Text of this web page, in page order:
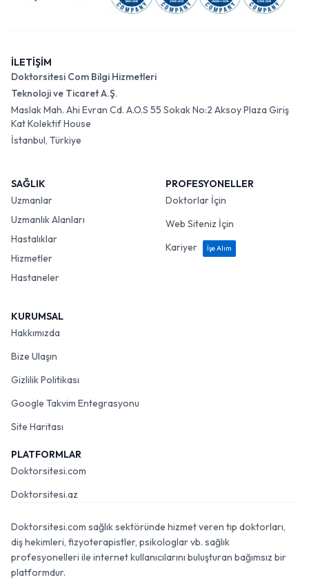
İLETİŞİM
Doktorsitesi Com Bilgi Hizmetleri
Teknoloji ve Ticaret A.Ş.
Maslak Mah. Ahi Evran Cd. A.O.S 55 Sokak No:2 Aksoy Plaza Giriş
Kat Kolektif House
İstanbul, Türkiye
SAĞLIK
Uzmanlar
Uzmanlık Alanları
Hastalıklar
Hizmetler
Hastaneler
PROFESYONELLER
Doktorlar İçin
Web Siteniz İçin
Kariyer
İşe Alım
KURUMSAL
Hakkımızda
Bize Ulaşın
Gizlilik Politikası
Google Takvim Entegrasyonu
Site Haritası
PLATFORMLAR
Doktorsitesi.com
Doktorsitesi.az
Doktorsitesi.com sağlık sektöründe hizmet veren tıp doktorları,
diş hekimleri, fizyoterapistler, psikologlar vb. sağlık
profesyonelleri ile internet kullanıcılarını buluşturan bağımsız bir
platformdur.